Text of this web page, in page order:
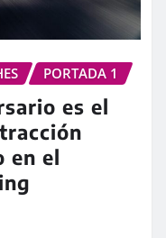
PORTADA 1
es el
en el